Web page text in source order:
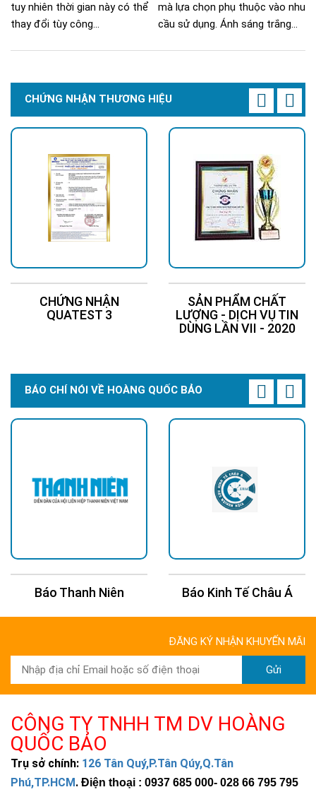
tuy nhiên thời gian này có thể
thay đổi tùy công...
mà lựa chọn phụ thuộc vào nhu
cầu sử dụng. Ánh sáng trắng...
CHỨNG NHẬN THƯƠNG HIỆU
CHỨNG NHẬN
QUATEST 3
SẢN PHẨM CHẤT
LƯỢNG - DỊCH VỤ TIN
DÙNG LẦN VII - 2020
BÁO CHÍ NÓI VỀ HOÀNG QUỐC BẢO
Báo Kinh Tế Châu Á Báo 24H
ĐĂNG KÝ NHẬN KHUYẾN MÃI
Gửi
CÔNG TY TNHH TM DV HOÀNG
QUỐC BẢO
Trụ sở chính: 126 Tân Quý,P.Tân Qúy,Q.Tân
Phú,TP.HCM . Điện thoại : 0937 685 000- 028 66 795 795